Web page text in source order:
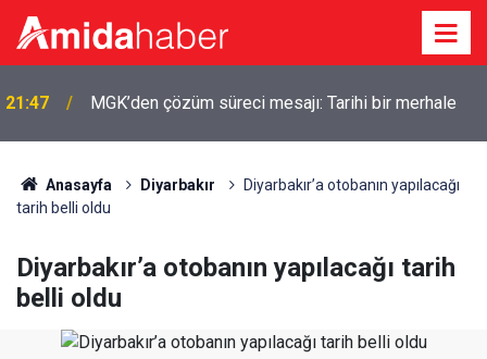
21:25
var
Anasayfa Diyarbakır
Diyarbakır’a otobanın yapılacağı
tarih belli oldu
Diyarbakır’a otobanın yapılacağı tarih
belli oldu